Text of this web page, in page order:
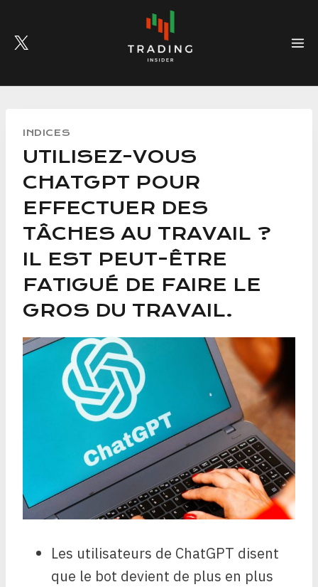
content
INDICES
UTILISEZ-VOUS
CHATGPT POUR
EFFECTUER DES
TÂCHES AU TRAVAIL ?
IL EST PEUT-ÊTRE
FATIGUÉ DE FAIRE LE
GROS DU TRAVAIL.
Les utilisateurs de ChatGPT disent
que le bot devient de plus en plus